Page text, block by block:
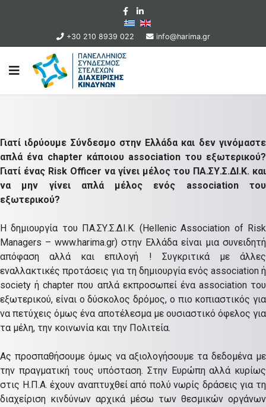
+30 210 8939 022 info@harima.gr
Γιατί ιδρύουμε Σύνδεσμο στην Ελλάδα και δεν γινόμαστε
απλά ένα chapter κάποιου association του εξωτερικού?
Γιατί ένας Risk Officer να γίνει μέλος του ΠΑ.ΣΥ.Σ.ΔΙ.Κ. και
να μην γίνει απλά μέλος ενός association του
εξωτερικού?
Η δημιουργία του ΠΑ.ΣΥ.Σ.ΔΙ.Κ. (Hellenic Association of Risk
Managers – www.harima.gr) στην Ελλάδα είναι μια συνειδητή
απόφαση αλλά και επιλογή ! Συγκριτικά με άλλες
εναλλακτικές προτάσεις για τη δημιουργία ενός association ή
society ή chapter που απλά εκπροσωπεί ένα association του
εξωτερικού, είναι ο δύσκολος δρόμος, ο πιο κοπιαστικός για
να πετύχεις όμως ένα αποτέλεσμα με ουσιαστικό όφελος για
τα μέλη, την κοινωνία και την Πολιτεία.
Ας προσπαθήσουμε όμως να αξιολογήσουμε τα δεδομένα με
την πραγματική τους υπόσταση. Στην Ευρώπη αλλά κυρίως
στις Η.Π.Α. έχουν αναπτυχθεί από πολύ νωρίς δράσεις για τη
διαχείριση κινδύνων αρχικά μέσω των θεσμικών οργάνων